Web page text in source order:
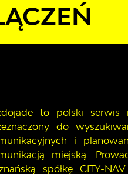
to polski serwis
do
i
miejską.
spółkę CITY-NAV.